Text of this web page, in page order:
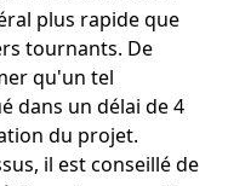
plus rapide que
tournants. De
qu'un tel
dans un délai de 4
du projet.
il est conseillé de